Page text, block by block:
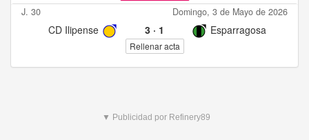
J. 30 Domingo, 3 de Mayo de 2026
CD Ilipense 3· 1 Esparragosa
Rellenar acta
▼ Publicidad por Refinery89